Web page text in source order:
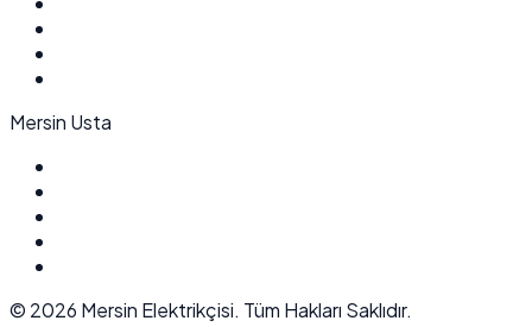
Mersin Usta
© 2026 Mersin Elektrikçisi. Tüm Hakları Saklıdır.